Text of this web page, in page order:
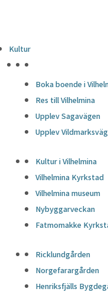
Kultur
Boka boende i
Res till Vilhelmina
Upplev Sagavägen
Upplev
Kultur i Vilhelmina
Vilhelmina Kyrkstad
Vilhelmina museum
Nybyggarveckan
Fatmomakke
Ricklundgården
Norgefarargården
Henriksfjälls